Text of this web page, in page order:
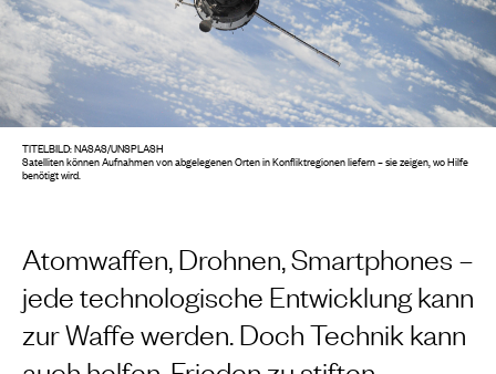
Atomwaffen, Drohnen, Smartphones –
jede technologische Entwicklung kann
zur Waffe werden. Doch Technik kann
TITELBILD: NASAS/UNSPLASH
Satelliten können Aufnahmen von abgelegenen Orten in Konfliktregionen liefern – sie zeigen, wo Hilfe
benötigt wird.